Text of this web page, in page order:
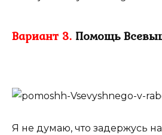
Вариант 3. Помощь
Я не думаю, что задержусь